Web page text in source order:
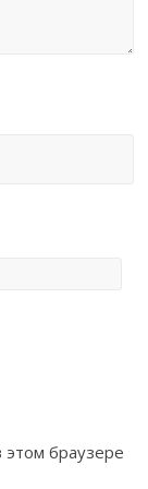
этом браузере